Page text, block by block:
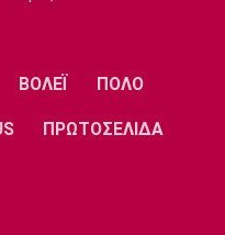
θανάτου ο
ΒΟΛΕΪ ΠΟΛΟ
ΠΡΩΤΟΣΕΛΙΔΑ